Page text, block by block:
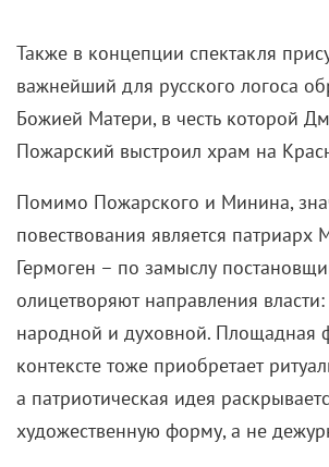
Также в концепции спектакля
важнейший для русского логоса
Божией Матери, в честь которой
Пожарский выстроил храм на
Помимо Пожарского и Минина,
повествования является патриарх
Гермоген – по замыслу
олицетворяют направления власти:
народной и духовной. Площадная
контексте тоже приобретает
а патриотическая идея
художественную форму, а не